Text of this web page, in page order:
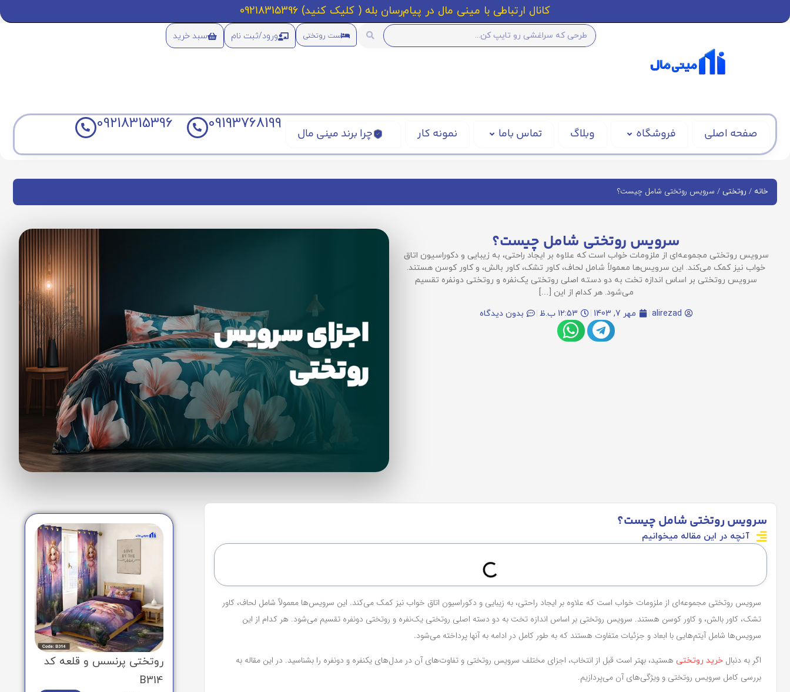
کانال ارتباطی با مینی مال در پیام‌رسان بله ( کلیک کنید) 09218315396
ست روتختی ورود/ثبت نام سبد خرید
صفحه اصلی فروشگاه وبلاگ تماس باما نمونه کار چرا برند مینی مال
09193768199
09218315396
خانه / روتختی / سرویس روتختی شامل چیست؟
سرویس روتختی شامل چیست؟
سرویس روتختی مجموعه‌ای از ملزومات خواب است که علاوه بر ایجاد راحتی، به زیبایی و دکوراسیون اتاق
خواب نیز کمک می‌کند. این سرویس‌ها معمولاً شامل لحاف، کاور تشک، کاور بالش، و کاور کوسن هستند.
سرویس روتختی بر اساس اندازه تخت به دو دسته اصلی روتختی یک‌نفره و روتختی دو‌نفره تقسیم
می‌شود. هر کدام از این […]
alirezad
مهر 7, 1403 12:53 ب.ظ بدون دیدگاه
سرویس روتختی شامل چیست؟
آنچه در این مقاله میخوانیم
سرویس روتختی مجموعه‌ای از ملزومات خواب است که علاوه بر ایجاد راحتی، به زیبایی و دکوراسیون اتاق خواب نیز کمک می‌کند. این سرویس‌ها معمولاً شامل لحاف، کاور
تشک، کاور بالش، و کاور کوسن هستند. سرویس روتختی بر اساس اندازه تخت به دو دسته اصلی روتختی یک‌نفره و روتختی دو‌نفره تقسیم می‌شود. هر کدام از این
سرویس‌ها شامل آیتم‌هایی با ابعاد و جزئیات متفاوت هستند که به طور کامل در ادامه به آنها پرداخته می‌شود.
اگر به دنبال خرید روتختی هستید، بهتر است قبل از انتخاب، اجزای مختلف سرویس روتختی و تفاوت‌های آن در مدل‌های یکنفره و دونفره را بشناسید. در این مقاله به
بررسی کامل سرویس روتختی و ویژگی‌های آن می‌پردازیم.
روتختی پرنسس و قلعه کد
B314